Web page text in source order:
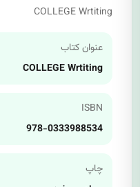
COLLEGE Wrtiting
عنوان کتاب
COLLEGE Wrtiting
ISBN
978-0333988534
چاپ